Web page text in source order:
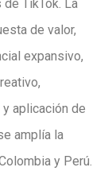
TikTok. La
de valor,
expansivo,
aplicación de
amplía la
y Perú.